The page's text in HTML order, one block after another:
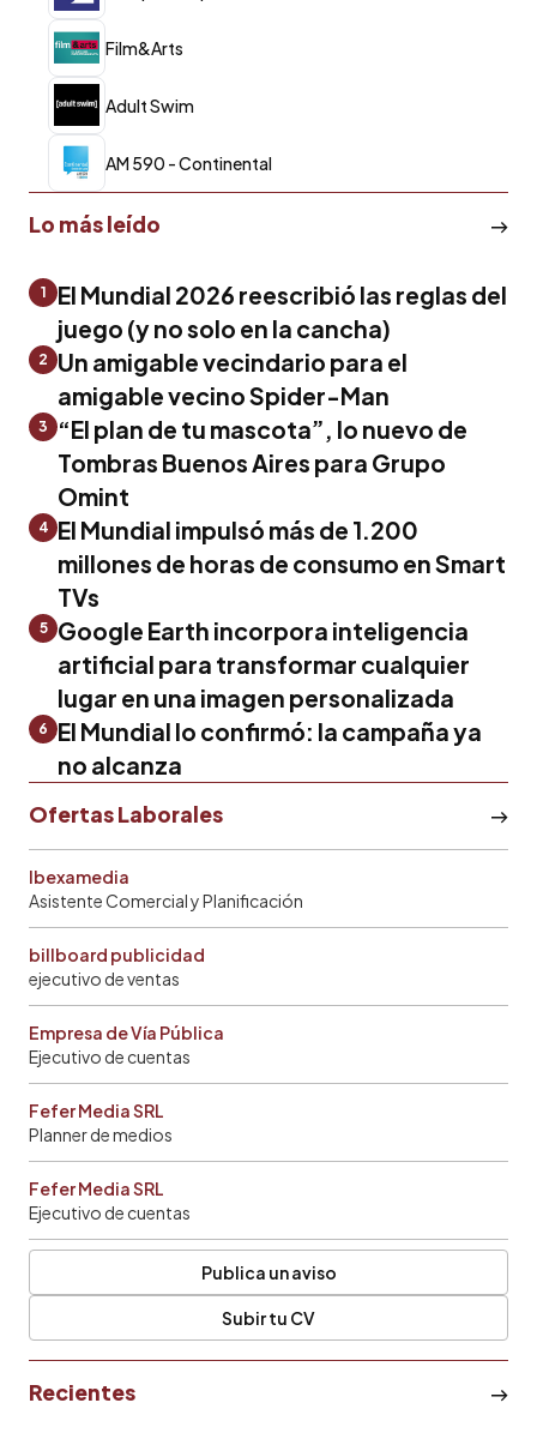
Film&Arts
Adult Swim
AM 590 - Continental
Lo más leído
1
El Mundial 2026 reescribió las reglas del
juego (y no solo en la cancha)
2
Un amigable vecindario para el
amigable vecino Spider-Man
3
“El plan de tu mascota”, lo nuevo de
Tombras Buenos Aires para Grupo
Omint
4 El Mundial impulsó más de 1.200
millones de horas de consumo en Smart
TVs
5
Google Earth incorpora inteligencia
artificial para transformar cualquier
lugar en una imagen personalizada
6
El Mundial lo confirmó: la campaña ya
no alcanza
Ofertas Laborales
Ibexamedia
Asistente Comercial y Planificación
billboard publicidad
ejecutivo de ventas
Empresa de Vía Pública
Ejecutivo de cuentas
Fefer Media SRL
Planner de medios
Fefer Media SRL
Ejecutivo de cuentas
Publica un aviso
Subir tu CV
Recientes